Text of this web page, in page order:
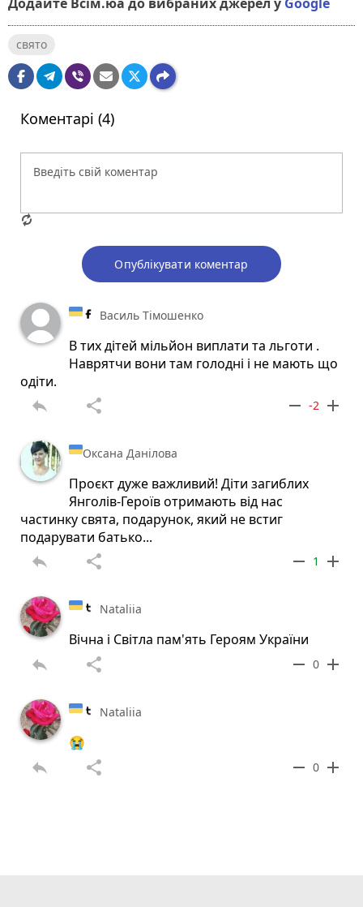
Додайте Всім.юа до вибраних джерел у Google
свято
Коментарі (4)
Опублікувати коментар
Василь Тімошенко
В тих дітей мільйон виплати та льготи .
Наврятчи вони там голодні і не мають що
одіти.
reply share remove -2 add
Оксана Данілова
Проєкт дуже важливий! Діти загиблих
Янголів-Героїв отримають від нас
частинку свята, подарунок, який не встиг
подарувати батько...
reply share remove 1 add
Nataliia
Вічна і Світла пам'ять Героям України
reply share remove 0 add
Nataliia
😭
reply share remove 0 add